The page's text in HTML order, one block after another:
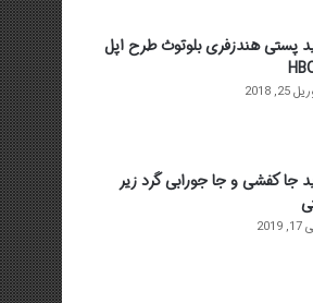
پستی هندزفری بلوتوث طرح اپل
25, 2018
جا کفشی و جا جورابی گرد زیر